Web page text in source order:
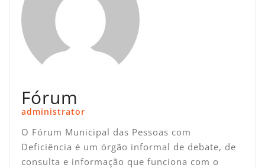
Fórum
administrator
O Fórum Municipal das Pessoas com
Deficiência é um órgão informal de debate, de
consulta e informação que funciona com o